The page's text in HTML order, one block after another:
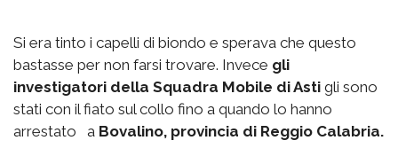
Si era tinto i capelli di biondo e sperava che questo
bastasse per non farsi trovare. Invece gli
investigatori della Squadra Mobile di Asti gli sono
stati con il fiato sul collo fino a quando lo hanno
arrestato a Bovalino, provincia di Reggio Calabria.